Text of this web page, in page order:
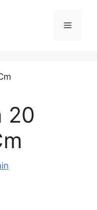
Menu
20